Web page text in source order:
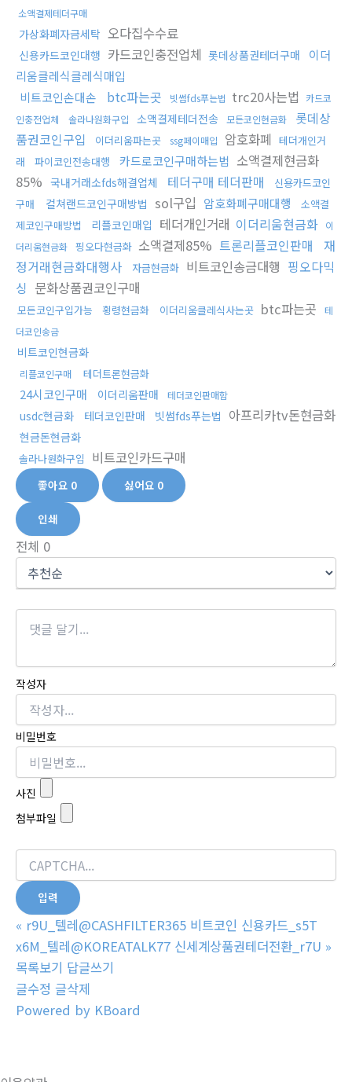
소액결제테더구매
가상화폐자금세탁 오다집수수료
신용카드코인대행 카드코인충전업체 롯데상품권테더구매
이더
리움클레식클레식매입
비트코인손대손
btc파는곳 빗썸fds푸는법 trc20사는법 카드코
인충전업체
솔라나원화구입 소액결제테더전송 모든코인현금화
롯데상
품권코인구입
이더리움파는곳 ssg페이매입 암호화폐 테더개인거
래
파이코인전송대행 카드로코인구매하는법 소액결제현금화
85% 국내거래소fds해결업체 테더구매 테더판매
신용카드코인
구매
컬쳐랜드코인구매방법 sol구입 암호화폐구매대행
소액결
제코인구매방법
리플코인매입 테더개인거래 이더리움현금화 이
더리움현금화 핑오다현금화 소액결제85% 트론리플코인판매
재
정거래현금화대행사
자금현금화 비트코인송금대행 핑오다믹
싱 문화상품권코인구매
모든코인구입가능 횡령현금화 이더리움클레식사는곳 btc파는곳
테
더코인송금
비트코인현금화
리플코인구매 테더트론현금화
24시코인구매 이더리움판매 테더코인판매함
usdc현금화 테더코인판매 빗썸fds푸는법 아프리카tv돈현금화
현금돈현금화
솔라나원화구입 비트코인카드구매
좋아요 0 싫어요 0
인쇄
전체 0
작성자
비밀번호
사진
첨부파일
« r9U_텔레@CASHFILTER365 비트코인 신용카드_s5T
x6M_텔레@KOREATALK77 신세계상품권테더전환_r7U »
목록보기 답글쓰기
글수정 글삭제
Powered by KBoard